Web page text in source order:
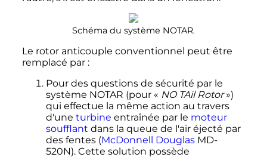
Schéma du système NOTAR.
Le rotor anticouple conventionnel peut être
remplacé par :
Pour des questions de sécurité par le
système NOTAR (pour « NO TAil Rotor »)
qui effectue la même action au travers
d'une turbine entraînée par le moteur
soufflant dans la queue de l'air éjecté par
des fentes (McDonnell DouglasMD-
520N). Cette solution possède